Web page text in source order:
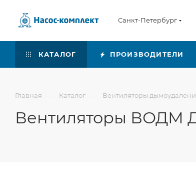
Санкт-Петербург
КАТАЛОГ ПРОИЗВОДИТЕЛИ
Главная — Каталог — Вентиляторы
Вентиляторы ВОДМ